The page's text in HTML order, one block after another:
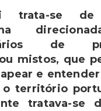
trata-se de
de
mistos, que
e
o território
tratava-se